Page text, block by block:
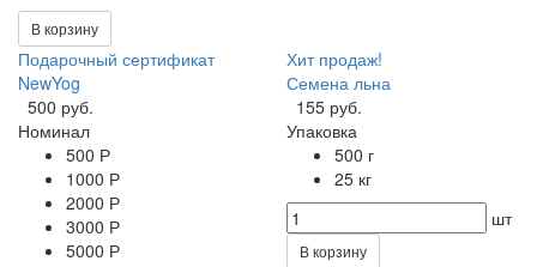
В корзину
Подарочный сертификат
NewYog
500 руб.
Номинал
500 Р
1000 Р
2000 Р
3000 Р
5000 Р
Хит продаж!
Семена льна
155 руб.
Упаковка
500 г
25 кг
шт
В корзину